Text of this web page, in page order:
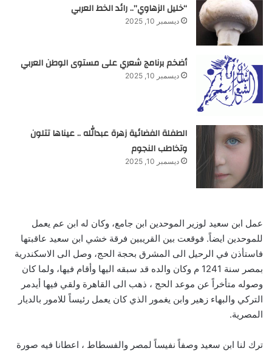
“خليل الزهاوي”.. رائد الخط العربي
ديسمبر 10, 2025
أضخم برنامج شعري على مستوى الوطن العربي
ديسمبر 10, 2025
الطفلة الفضائية زهرة عبدالله .. عيناها تتلون
وتخاطب النجوم
ديسمبر 10, 2025
عمل ابن سعيد لوزير الموحدين ابن جامع، وكان له ابن عم يعمل
للموحدين ايضاً. فوقعت بين القريبين فرقة خشي ابن سعيد عاقبتها
فاستأذن في الرحيل الى المشرق بحجة الحج، وصل الى الاسكندرية
بمصر سنة 1241 م وكان والده قد سبقه اليها وأقام فيها، ولما كان
وصوله متأخراً عن موعد الحج ، ذهب الى القاهرة ولقي فيها أيدمر
التركي والبهاء زهير وابن يغمور الذي كان يعمل رئيساً للامور بالديار
المصرية.
ترك لنا ابن سعيد وصفاً نفيساً لمصر والفسطاط ، اعطانا فيه صورة